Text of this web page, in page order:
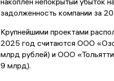
задолженность компании за
Крупнейшими проектами
2025 год считаются ООО
млрд рублей) и ООО
9 млрд).